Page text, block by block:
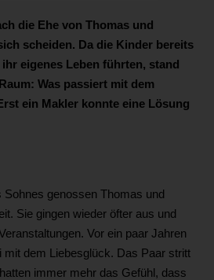
die Ehe von Thomas und
scheiden. Da die Kinder bereits
eigenes Leben führten, stand
Was passiert mit dem
ein Makler konnte eine Lösung
genossen Thomas und
Sie gingen wieder öfter aus und
Vor ein paar Jahren
mit dem Liebesglück. Das Paar stritt
immer mehr das Gefühl, dass